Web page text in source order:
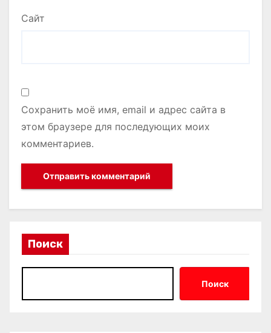
Сайт
Сохранить моё имя, email и адрес сайта в
этом браузере для последующих моих
комментариев.
Поиск
Поиск